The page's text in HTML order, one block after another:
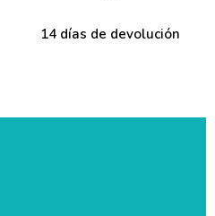
14 días de devolución